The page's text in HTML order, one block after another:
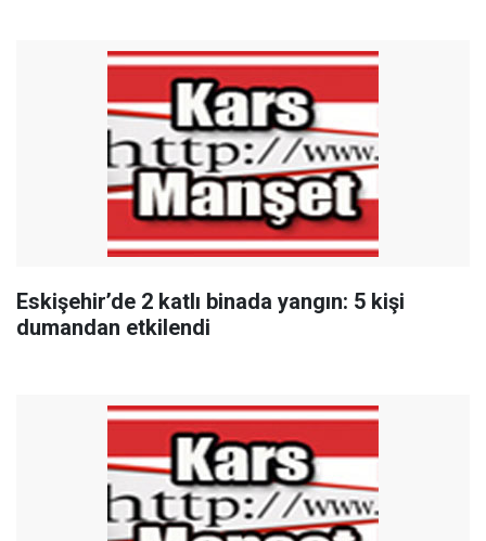
Eskişehir’de 2 katlı binada yangın: 5 kişi
dumandan etkilendi